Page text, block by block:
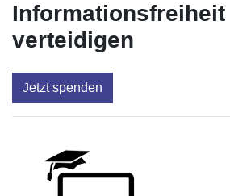
Informationsfreiheit
verteidigen
Jetzt spenden